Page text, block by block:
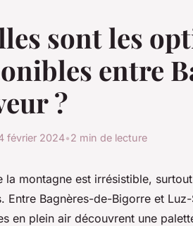
sont les
entre
?
février 2024•2 min de lecture
la montagne est irrésistible,
Entre Bagnères-de-Bigorre et
en plein air découvrent une